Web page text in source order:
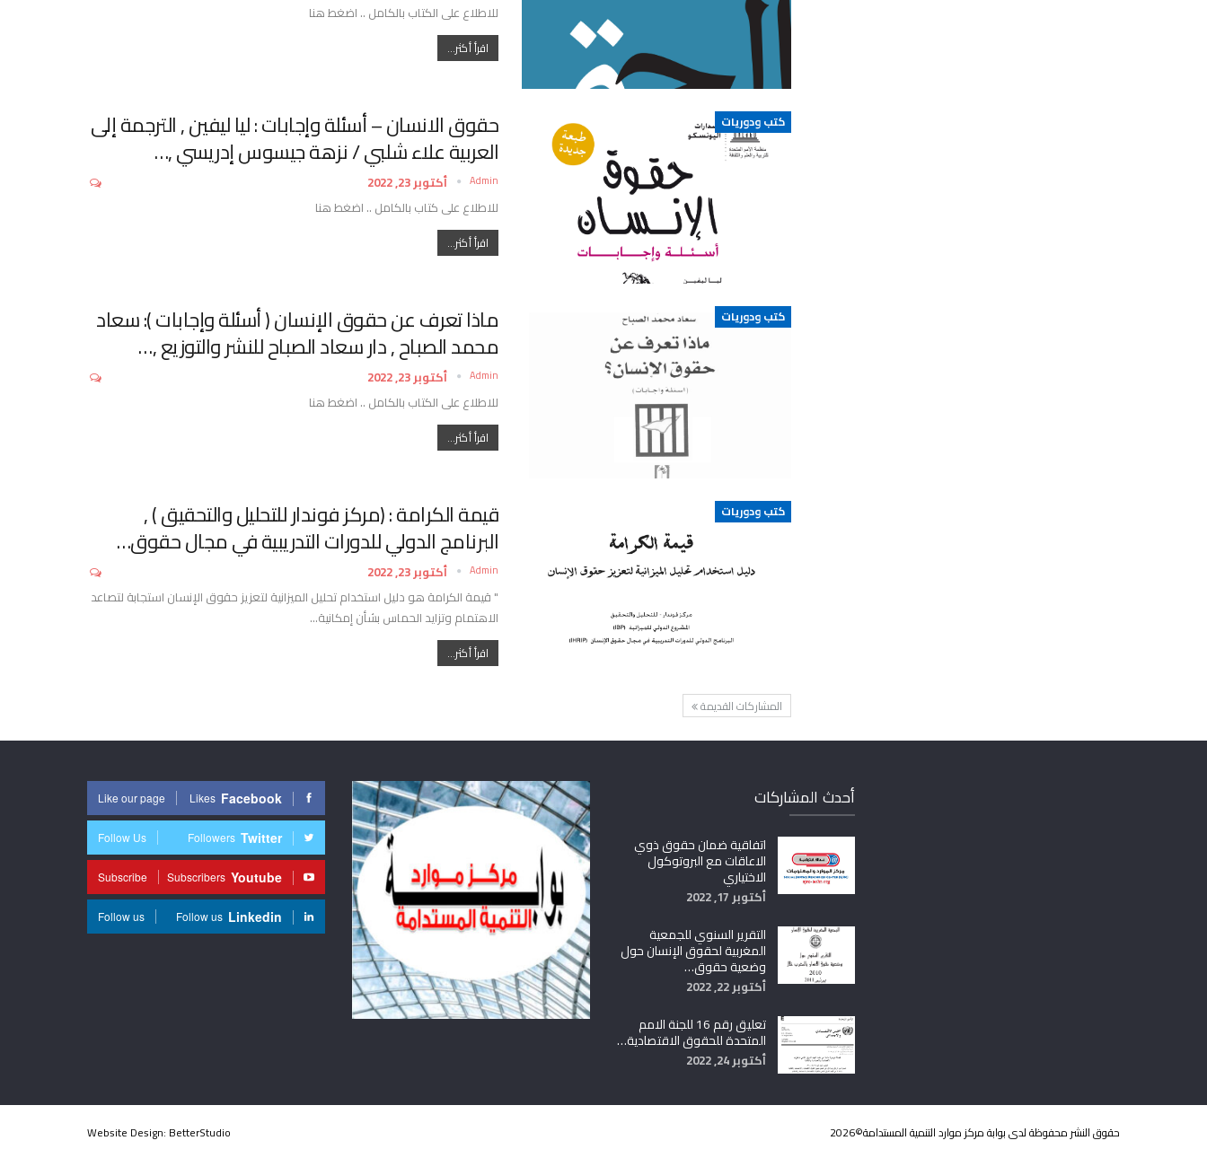
للاطلاع على الكتاب بالكامل .. اضغط هنا
اقرأ أكثر...
كتب ودوريات حقوق الانسان – أسئلة وإجابات : ليا ليفين , الترجمة إلى
العربية علاء شلبي / نزهة جيسوس إدريسي ,…
Admin
أكتوبر 23, 2022
للاطلاع على كتاب بالكامل .. اضغط هنا
اقرأ أكثر...
كتب ودوريات ماذا تعرف عن حقوق الإنسان ( أسئلة وإجابات ): سعاد
محمد الصباح , دار سعاد الصباح للنشر والتوزيع ,…
Admin
أكتوبر 23, 2022
للاطلاع على الكتاب بالكامل .. اضغط هنا
اقرأ أكثر...
كتب ودوريات قيمة الكرامة : (مركز فوندار للتحليل والتحقيق ) ,
البرنامج الدولي للدورات التدريبية في مجال حقوق…
Admin
أكتوبر 23, 2022
" قيمة الكرامة هو دليل استخدام تحليل الميزانية لتعزيز حقوق الإنسان استجابة لتصاعد
الاهتمام وتزايد الحماس بشأن إمكانية…
اقرأ أكثر...
المشاركات القديمة
أحدث المشاركات
اتفاقية ضمان حقوق ذوي
الاعاقات مع البروتوكول
الاختياري
أكتوبر 17, 2022
التقرير السنوي للجمعية
المغربية لحقوق الإنسان حول
وضعية حقوق…
أكتوبر 22, 2022
تعليق رقم 16 للجنة الامم
المتحدة للحقوق الاقتصادية…
أكتوبر 24, 2022
Facebook
Likes
Like our page
Twitter
Followers
Follow Us
Youtube
Subscribers
Subscribe
Linkedin
Follow us
Follow us
حقوق النشر محفوظة لدى بوابة مركز موارد التنمية المستدامة©2026 Website Design: BetterStudio